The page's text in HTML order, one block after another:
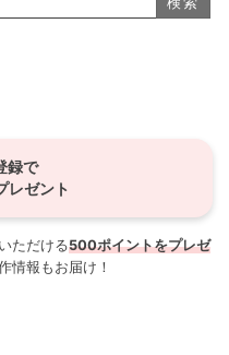
録で
レゼント
ただける500ポイントをプレゼ
情報もお届け！